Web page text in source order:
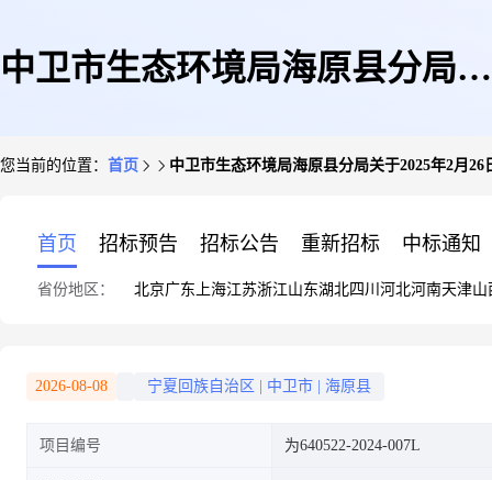
中卫市生态环境局海原县分局关
您当前的位置： 首页 中卫市生态环境局海原县分局关于2025年2月
首页 招标预告 招标公告 重新招标 中标通知
省份地区： 北京广东 上海江苏浙江山东湖北四川 河北河南天津山
2026-08-08 宁夏回族自治区 中卫市 海原县
项目编号 为640522-2024-007L